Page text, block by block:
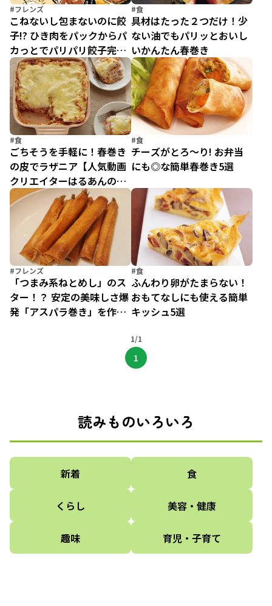
#フレンズ
こねないし包まないのに餃
子!? ひき肉をパックからパ
カっとでパリパリ餃子完
成！
#食
具材はたった２つだけ！少
ない油でもパリッとおいし
いかんたん春巻き
#食
ごちそうを手軽に！春巻き
の皮でラザニア【人気動画
クリエイターはるあんのと
っておきレシピ】(2)
#食
チーズがとろ～り! お弁当
にも◎な簡単春巻き5選
#フレンズ
「つまみ系ねとめし」のス
ター！？ 安定の美味しさ爆
発「アスパラ巻き」を作っ
#食
ふんわり卵がたまらない！
おもてなしにも使える簡単
キッシュ5選
1/1
1
読みものいろいろ
新着 食
くらし 美容・健康
趣味 育児・子育て